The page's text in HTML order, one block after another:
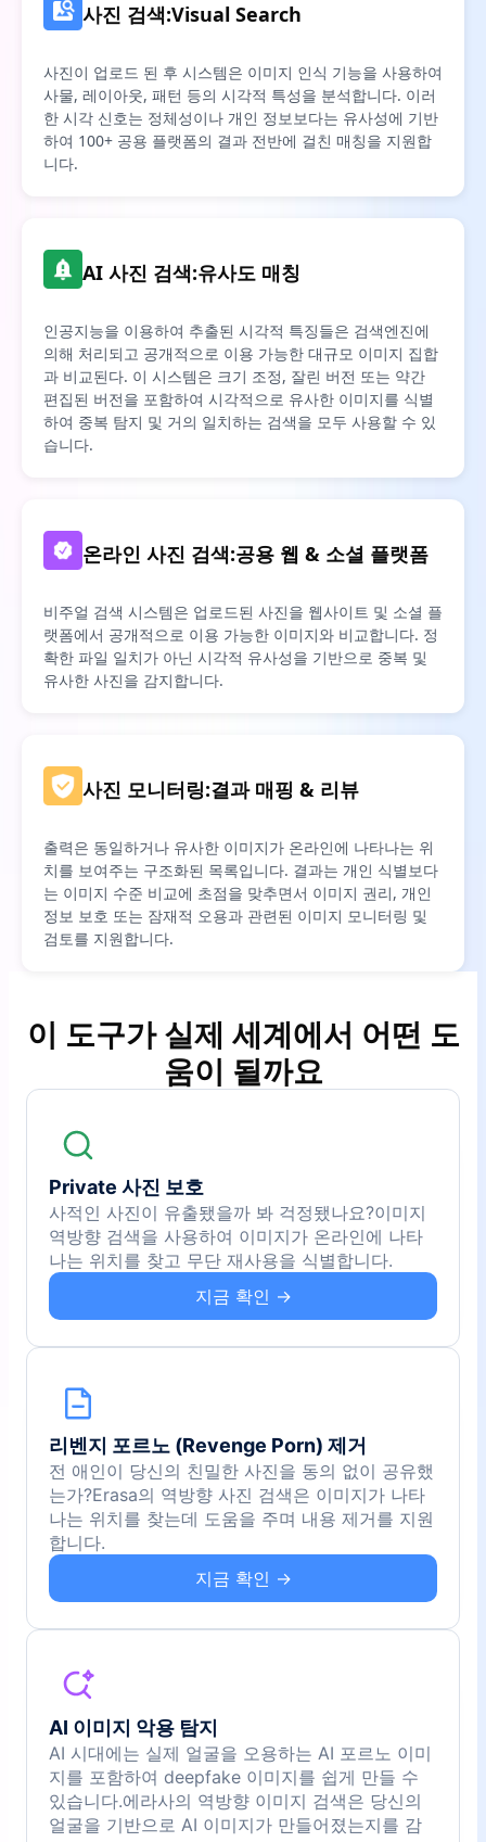
사진 검색:Visual Search
사진이 업로드 된 후 시스템은 이미지 인식 기능을 사용하여
사물, 레이아웃, 패턴 등의 시각적 특성을 분석합니다. 이러
한 시각 신호는 정체성이나 개인 정보보다는 유사성에 기반
하여 100+ 공용 플랫폼의 결과 전반에 걸친 매칭을 지원합
니다.
AI 사진 검색:유사도 매칭
인공지능을 이용하여 추출된 시각적 특징들은 검색엔진에
의해 처리되고 공개적으로 이용 가능한 대규모 이미지 집합
과 비교된다. 이 시스템은 크기 조정, 잘린 버전 또는 약간
편집된 버전을 포함하여 시각적으로 유사한 이미지를 식별
하여 중복 탐지 및 거의 일치하는 검색을 모두 사용할 수 있
습니다.
온라인 사진 검색:공용 웹 & 소셜 플랫폼
비주얼 검색 시스템은 업로드된 사진을 웹사이트 및 소셜 플
랫폼에서 공개적으로 이용 가능한 이미지와 비교합니다. 정
확한 파일 일치가 아닌 시각적 유사성을 기반으로 중복 및
유사한 사진을 감지합니다.
사진 모니터링:결과 매핑 & 리뷰
출력은 동일하거나 유사한 이미지가 온라인에 나타나는 위
치를 보여주는 구조화된 목록입니다. 결과는 개인 식별보다
는 이미지 수준 비교에 초점을 맞추면서 이미지 권리, 개인
정보 보호 또는 잠재적 오용과 관련된 이미지 모니터링 및
검토를 지원합니다.
이 도구가 실제 세계에서 어떤 도
움이 될까요
Private 사진 보호
사적인 사진이 유출됐을까 봐 걱정됐나요?이미지
역방향 검색을 사용하여 이미지가 온라인에 나타
나는 위치를 찾고 무단 재사용을 식별합니다.
지금 확인 →
리벤지 포르노 (Revenge Porn) 제거
전 애인이 당신의 친밀한 사진을 동의 없이 공유했
는가?Erasa의 역방향 사진 검색은 이미지가 나타
나는 위치를 찾는데 도움을 주며 내용 제거를 지원
합니다.
지금 확인 →
AI 이미지 악용 탐지
AI 시대에는 실제 얼굴을 오용하는 AI 포르노 이미
지를 포함하여 deepfake 이미지를 쉽게 만들 수
있습니다.에라사의 역방향 이미지 검색은 당신의
얼굴을 기반으로 AI 이미지가 만들어졌는지를 감